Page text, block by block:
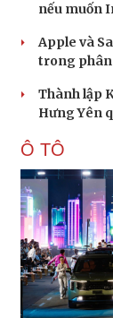
nếu muốn
Apple và
trong phân
Thành lập
Hưng Yên
Ô TÔ